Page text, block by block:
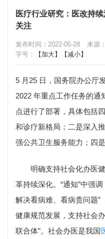
医疗行业研究：医改持
关注
发布时间：2022-05-28 来源
字号：
【加大】 【减小】
5 月25 日，国务院办公厅
2022 年重点工作任务的通
点进行了部署，具体包括
和诊疗新格局；二是深入
强公共卫生服务能力；四
明确支持社会化办医健
革持续深化。“通知”中强
解决看病难、看病贵问题”
健康规范发展，支持社会
联合体”。社会办医是我国